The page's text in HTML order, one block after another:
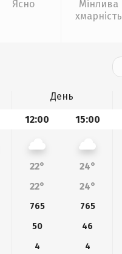
Ясно
Мінлива
хмарність
День
12:00 15:00
22° 24°
22° 24°
765 765
50 46
4 4